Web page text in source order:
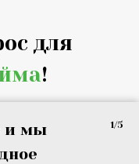
для
!
и мы
1/5